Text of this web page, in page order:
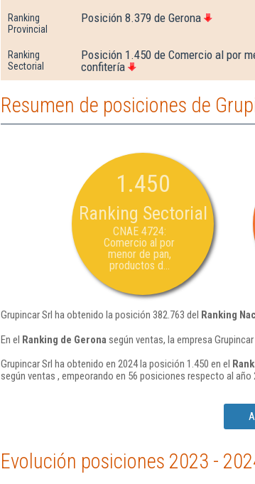
Ranking
Provincial
Posición 8.379 de Gerona
Ranking
Sectorial
Posición 1.450 de Comercio al por
confitería
Resumen de posiciones de
1.450
Ranking Sectorial
CNAE 4724:
Comercio al por
menor de pan,
productos d...
Grupincar Srl ha obtenido la posición 382.763 del Ranking
En el Ranking de Gerona según ventas, la empresa
Grupincar Srl ha obtenido en 2024 la posición 1.450 en el
según ventas , empeorando en 56 posiciones respecto al año
Evolución posiciones 2023 -